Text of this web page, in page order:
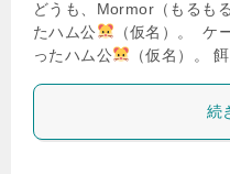
どうも、Mormor（もるも
たハム公
（仮名）。 ケ
ったハム公
（仮名）。
続